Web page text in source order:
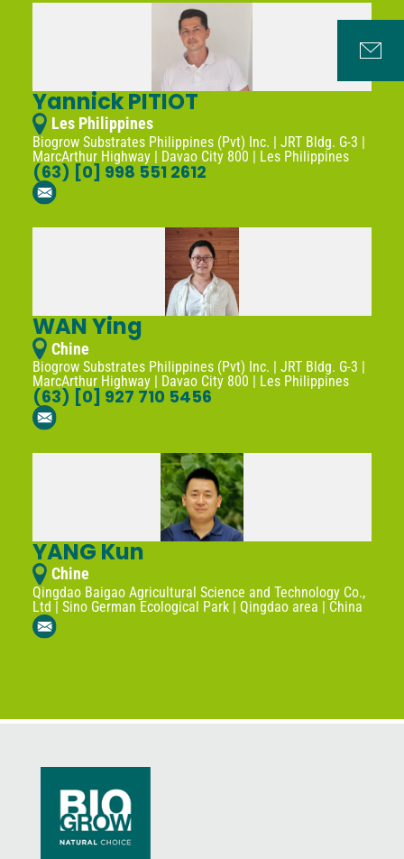
Yannick PITIOT
Les Philippines
Biogrow Substrates Philippines (Pvt) Inc. | JRT Bldg. G-3 |
MarcArthur Highway | Davao City 800 | Les Philippines
(63) [0] 998 551 2612
WAN Ying
Chine
Biogrow Substrates Philippines (Pvt) Inc. | JRT Bldg. G-3 |
MarcArthur Highway | Davao City 800 | Les Philippines
(63) [0] 927 710 5456
YANG Kun
Chine
Qingdao Baigao Agricultural Science and Technology Co.,
Ltd | Sino German Ecological Park | Qingdao area | China